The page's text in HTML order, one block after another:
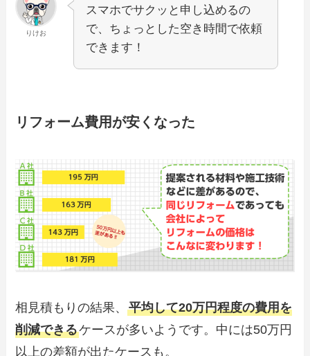
りけお
スマホでサクッと申し込めるの
で、ちょっとした空き時間で依頼
できます！
リフォーム費用が安くなった
相見積もりの結果、平均して20万円程度の費用を
削減できるケースが多いようです。中には50万円
以上の差額が出たケースも。